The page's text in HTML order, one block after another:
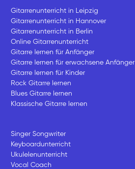
Gitarrenunterricht in Leipzig
Gitarrenunterricht in Hannover
Gitarrenunterricht in Berlin
Online Gitarrenunterricht
Gitarre lernen für Anfänger
Gitarre lernen für erwachsene Anfänger
Gitarre lernen für Kinder
Rock Gitarre lernen
Blues Gitarre lernen
Klassische Gitarre lernen
Singer Songwriter
Keyboardunterricht
Ukulelenunterricht
Vocal Coach